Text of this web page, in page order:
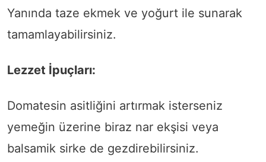
Yanında taze ekmek ve yoğurt ile sunarak
tamamlayabilirsiniz.
Lezzet İpuçları:
Domatesin asitliğini artırmak isterseniz
yemeğin üzerine biraz nar ekşisi veya
balsamik sirke de gezdirebilirsiniz.